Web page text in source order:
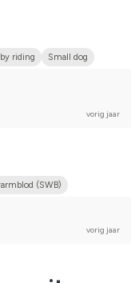
riding
Small dog
vorig jaar
(SWB)
vorig jaar